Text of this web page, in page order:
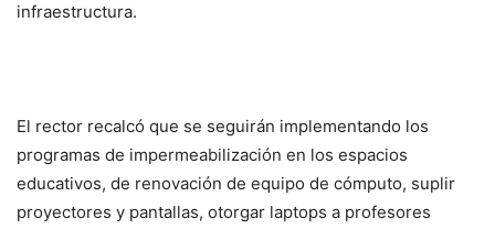
infraestructura.
El rector recalcó que se seguirán implementando los
programas de impermeabilización en los espacios
educativos, de renovación de equipo de cómputo, suplir
proyectores y pantallas, otorgar laptops a profesores